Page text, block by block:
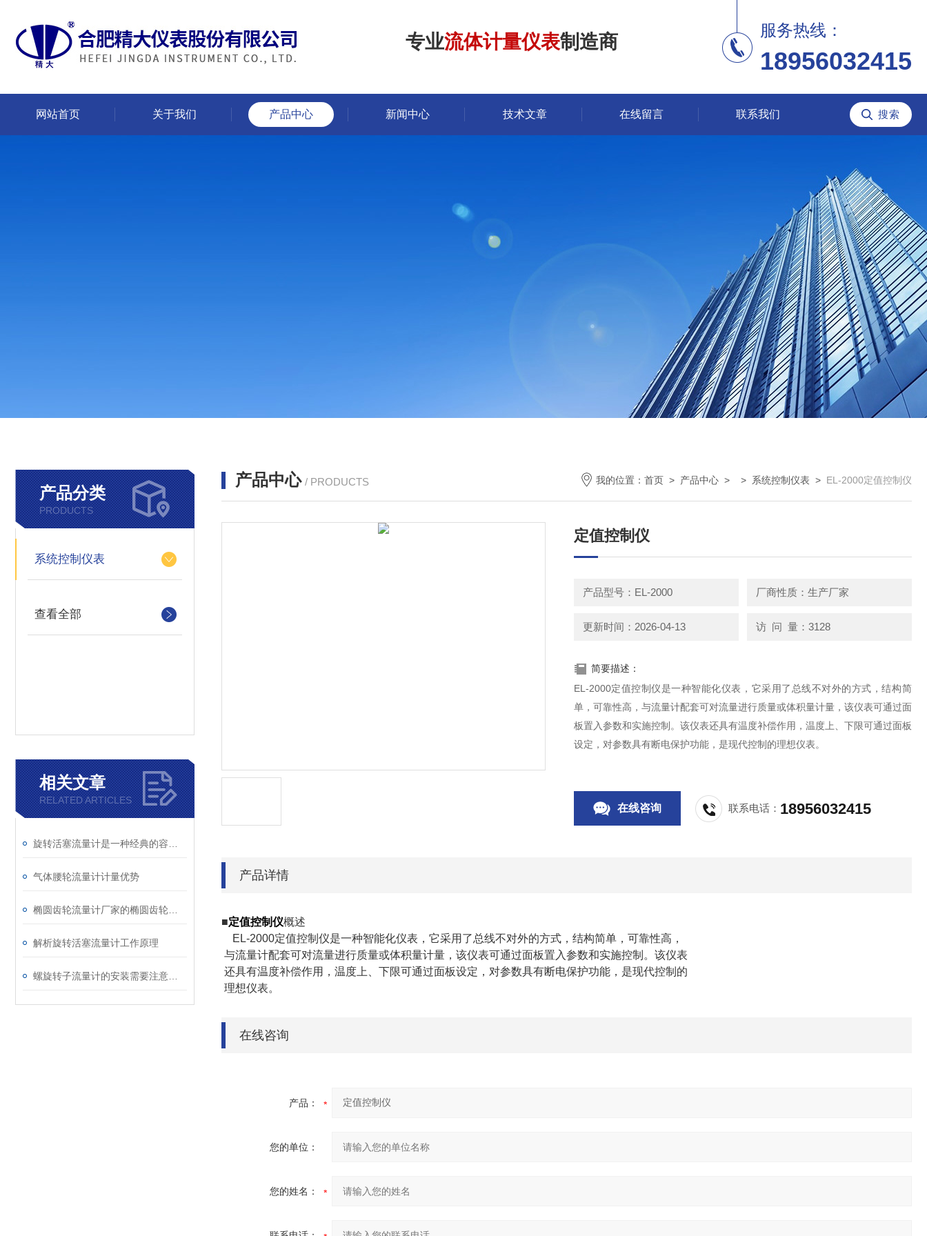
专业流体计量仪表制造商
服务热线：
18956032415
网站首页 关于我们 产品中心 新闻中心 技术文章 在线留言 联系我们
产品分类
PRODUCTS
系统控制仪表
查看全部
相关文章
RELATED ARTICLES
气体腰轮流量计计量优势
解析旋转活塞流量计工作原理
产品中心 / PRODUCTS 我的位置： 首页 > 产品中心 > > 系统控制仪表 > EL-2000定值控制仪
定值控制仪
产品型号：EL-2000 厂商性质：生产厂家
更新时间：2026-04-13 访 问 量：3128
简要描述：
EL-2000定值控制仪是一种智能化仪表，它采用了总线不对外的方式，结构简
单，可靠性高，与流量计配套可对流量进行质量或体积量计量，该仪表可通过面
板置入参数和实施控制。该仪表还具有温度补偿作用，温度上、下限可通过面板
设定，对参数具有断电保护功能，是现代控制的理想仪表。
在线咨询 联系电话： 18956032415
产品详情
■定值控制仪概述
EL-2000定值控制仪是一种智能化仪表，它采用了总线不对外的方式，结构简单，可靠性高，
与流量计配套可对流量进行质量或体积量计量，该仪表可通过面板置入参数和实施控制。该仪表
还具有温度补偿作用，温度上、下限可通过面板设定，对参数具有断电保护功能，是现代控制的
理想仪表。
在线咨询
产品：
您的单位：
您的姓名：